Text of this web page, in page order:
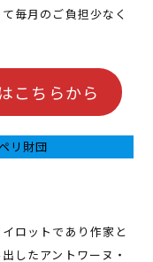
毎月のご負担少なく
こちらから
リ財団
ロットであり作家と
したアントワーヌ・